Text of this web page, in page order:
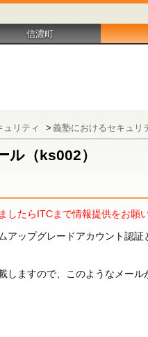
ュリティ > 義塾におけるセキュリ
ル（ks002）
したらITCまで情報提供をお願
アップグレードアカウント認
しますので、このようなメー
信濃町